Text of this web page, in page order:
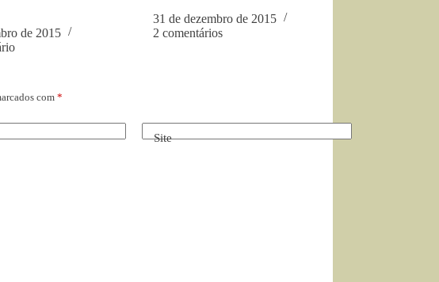
de 2015
31 de dezembro de 2015
2 comentários
com *
Site